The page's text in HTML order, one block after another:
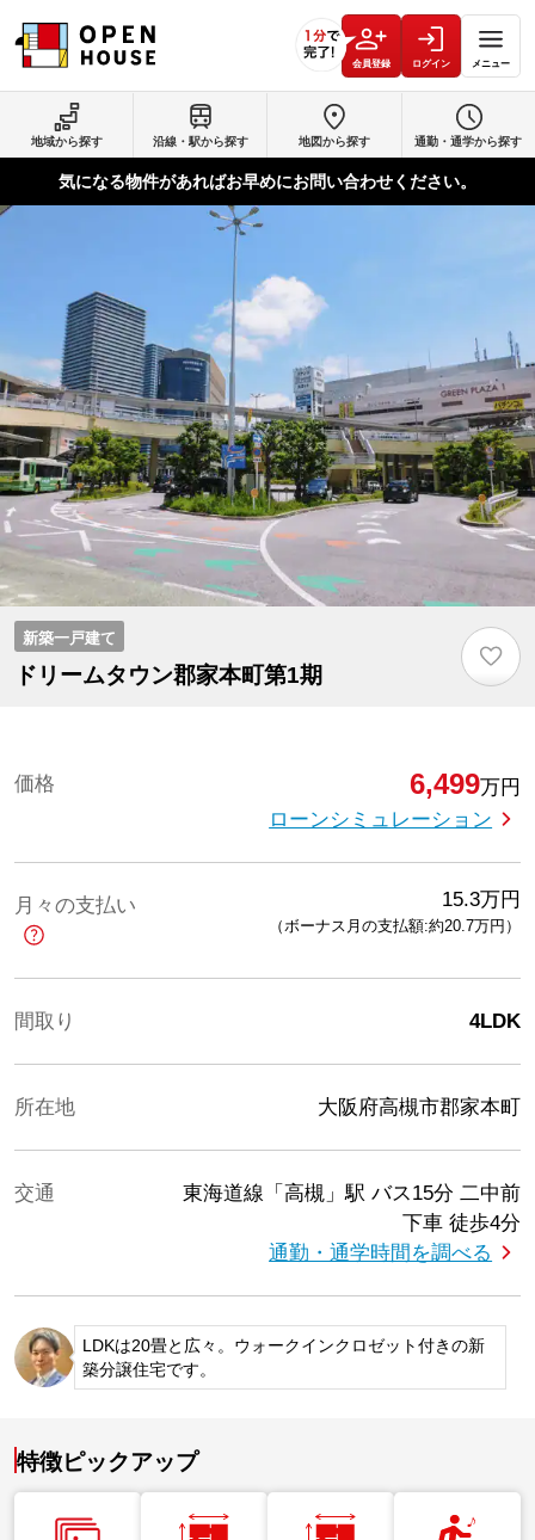
会員登録 ログイン メニュー
地域から探す 沿線・駅から探す 地図から探す 通勤・通学から探す
気になる物件があればお早めにお問い合わせください。
新築一戸建て
ドリームタウン郡家本町第1期
♡
価格 6,499万円
ローンシミュレーション
月々の支払い 15.3万円
（ボーナス月の支払額:約20.7万円 ）
間取り 4LDK
所在地 大阪府高槻市郡家本町
交通 東海道線「高槻」駅 バス15分 二中前
下車 徒歩4分
通勤・通学時間を調べる
LDKは20畳と広々。ウォークインクロゼット付きの新
築分譲住宅です。
特徴ピックアップ